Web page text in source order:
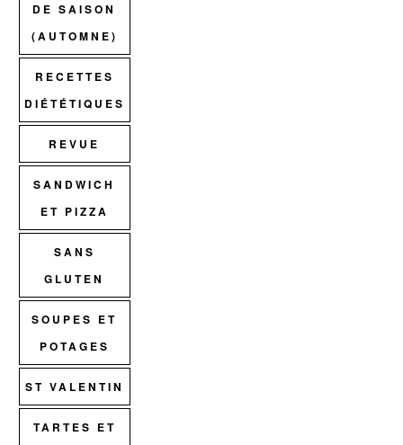
DE SAISON
(AUTOMNE)
RECETTES
DIÉTÉTIQUES
REVUE
SANDWICH
ET PIZZA
SANS
GLUTEN
SOUPES ET
POTAGES
ST VALENTIN
TARTES ET